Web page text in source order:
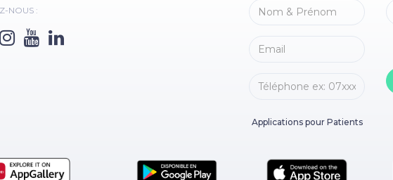
NOUS :
Applications pour Patients